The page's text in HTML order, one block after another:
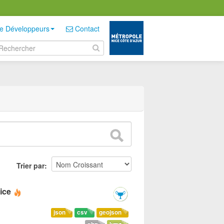
Développeurs Contact
Trier par
geojson
csv
json